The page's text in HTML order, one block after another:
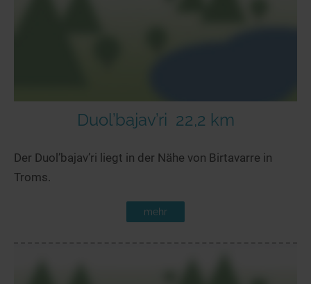
Duol’bajav’ri 22,2 km
Der Duol’bajav’ri liegt in der Nähe von Birtavarre in
Troms.
mehr